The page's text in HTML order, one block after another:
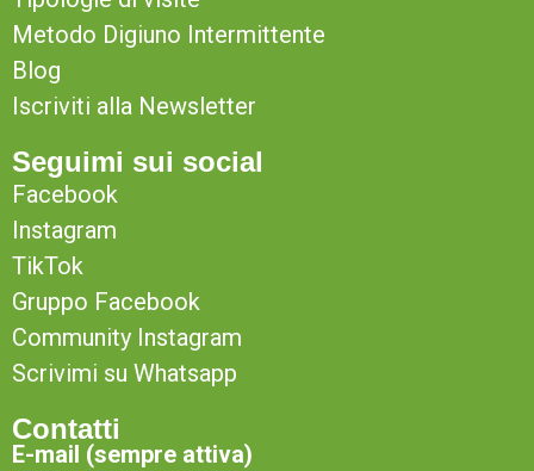
Metodo Digiuno Intermittente
Blog
Iscriviti alla Newsletter
Seguimi sui social
Facebook
Instagram
TikTok
Gruppo Facebook
Community Instagram
Scrivimi su Whatsapp
Contatti
E-mail (sempre attiva)